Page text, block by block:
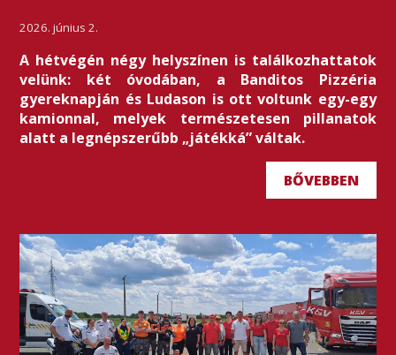
2026. június 2.
A hétvégén négy helyszínen is találkozhattatok
velünk: két óvodában, a Banditos Pizzéria
gyereknapján és Ludason is ott voltunk egy-egy
kamionnal, melyek természetesen pillanatok
alatt a legnépszerűbb „játékká” váltak.
BŐVEBBEN